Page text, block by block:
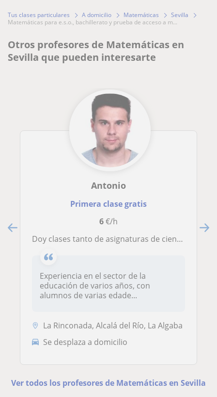
Tus clases particulares A domicilio Matemáticas
Sevilla
matemáticas para e.s.o., bachillerato y prueba de acceso a m...
Otros profesores de Matemáticas en
Sevilla que pueden interesarte
Antonio
Primera clase gratis
6€/h
Doy clases tanto de asignaturas de ciencias (matemáticas, química, biología etc.) Como asignaturas de idiomas (lengua castellana, inglés, francés etc.) Desde primaria hasta cuarto de la ESO
Experiencia en el sector de la
educación de varios años, con
alumnos de varias edade...
La Rinconada, Alcalá del Río, La Algaba
Se desplaza a domicilio
Ver todos los profesores de Matemáticas en Sevilla